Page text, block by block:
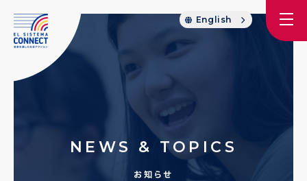
English
NEWS & TOPICS
お知らせ